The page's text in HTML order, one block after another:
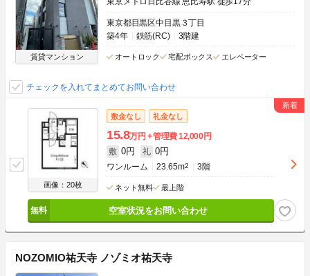
賃貸マンション
東京都目黒区中目黒３丁目
築4年
鉄筋(RC) 3階建
オートロック 宅配ボックス エレベーター
チェックを入れてまとめてお問い合わせ
画像：20枚
敷金なし 礼金なし
15.8万円 管理費12,000円
敷 0円 礼 0円
ワンルーム 23.65m2 3階
ネット無料 最上階
空室状況をお問い合わせ
NOZOMIO祐天寺 ノゾミオ祐天寺